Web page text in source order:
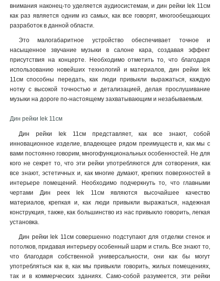
внимания наконец-то уделяется аудиосистемам, и дин рейки Iek 11см
как раз является одним из самых, как все говорят, многообещающих
разработок в данной области.
Это малогабаритное устройство обеспечивает точное и
насыщенное звучание музыки в салоне кара, создавая эффект
присутствия на концерте. Необходимо отметить то, что благодаря
использованию новейших технологий и материалов, дин рейки Iek
11см способны передать, как люди привыкли выражаться, каждую
нотку с высокой точностью и детализацией, делая прослушивание
музыки на дороге по-настоящему захватывающим и незабываемым.
Дин рейки Iek 11см
Дин рейки Iek 11см представляет, как все знают, собой
инновационное изделие, владеющее рядом преимуществ и, как мы с
вами постоянно говорим, многофункциональных особенностей. Не для
кого не секрет то, что эти рейки употребляются для сотворения, как
все знают, эстетичных и, как многие думают, крепких поверхностей в
интерьере помещений. Необходимо подчеркнуть то, что главными
чертами Дин реек Iek 11см являются высочайшее качество
материалов, крепкая и, как люди привыкли выражаться, надежная
конструкция, также, как большинство из нас привыкло говорить, легкая
установка.
Дин рейки Iek 11см совершенно подступают для отделки стенок и
потолков, придавая интерьеру особенный шарм и стиль. Все знают то,
что благодаря собственной универсальности, они как бы могут
употребляться как в, как мы привыкли говорить, жилых помещениях,
так и в коммерческих зданиях. Само-собой разумеется, эти рейки